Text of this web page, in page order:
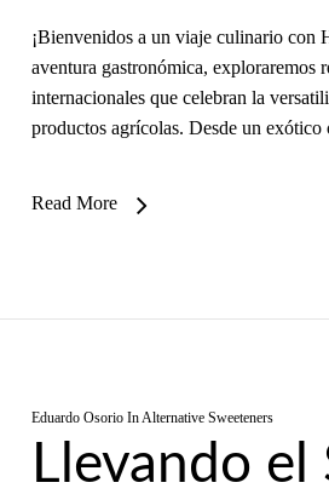
¡Bienvenidos a un viaje culinario con
aventura gastronómica, exploraremos
internacionales que celebran la
productos agrícolas. Desde un
Read More
Eduardo Osorio InAlternative Sweeteners
Llevando el